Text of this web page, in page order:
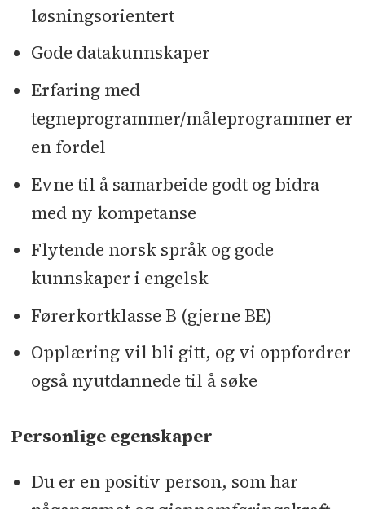
løsningsorientert
Gode datakunnskaper
Erfaring med
tegneprogrammer/måleprogrammer er
en fordel
Evne til å samarbeide godt og bidra
med ny kompetanse
Flytende norsk språk og gode
kunnskaper i engelsk
Førerkortklasse B (gjerne BE)
Opplæring vil bli gitt, og vi oppfordrer
også nyutdannede til å søke
Personlige egenskaper
Du er en positiv person, som har